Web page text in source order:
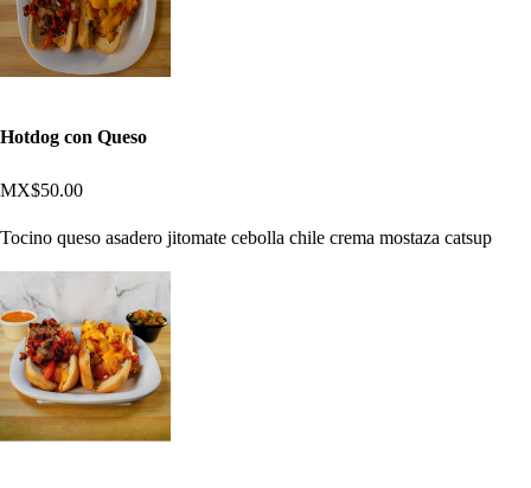
Hotdog con Queso
MX$50.00
Tocino queso asadero jitomate cebolla chile crema mostaza catsup